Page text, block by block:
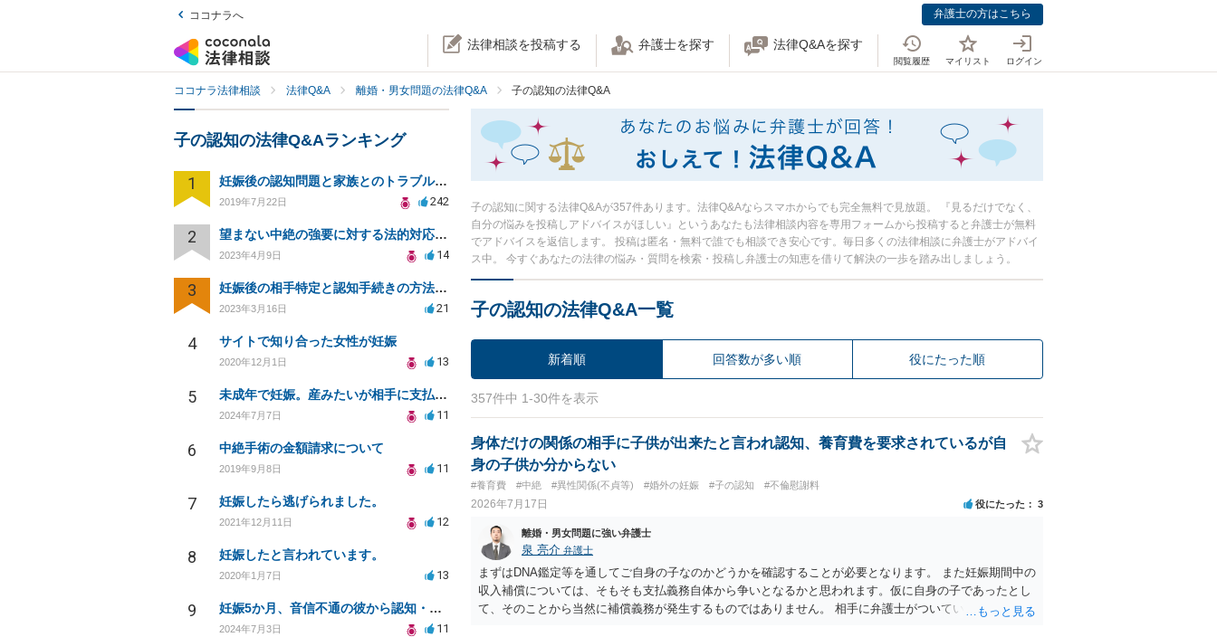
ココナラへ 弁護士の方はこちら
法律相談を投稿する 弁護士を探す 法律Q&Aを探す
閲覧履歴 マイリスト ログイン
ココナラ法律相談 法律Q&A 離婚・男女問題の法律Q&A 子の認知の法律Q&A
子の認知に関する法律Q&Aが357件あります。法律Q&Aならスマホからでも完全無料で見放題。 『見るだけでなく、
自分の悩みを投稿しアドバイスがほしい』というあなたも法律相談内容を専用フォームから投稿すると弁護士が無料
でアドバイスを返信します。 投稿は匿名・無料で誰でも相談でき安心です。毎日多くの法律相談に弁護士がアドバイ
ス中。 今すぐあなたの法律の悩み・質問を検索・投稿し弁護士の知恵を借りて解決の一歩を踏み出しましょう。
子の認知の法律Q&A一覧
新着順 回答数が多い順 役にたった順
357件中 1-30件を表示
身体だけの関係の相手に子供が出来たと言われ認知、養育費を要求されているが自
身の子供か分からない
#養育費 #中絶 #異性関係(不貞等) #婚外の妊娠 #子の認知 #不倫慰謝料
2026年7月17日 役にたった 3
離婚・男女問題に強い弁護士
泉 亮介 弁護士
まずはDNA鑑定等を通してご自身の子なのかどうかを確認することが必要となります。 また妊娠期間中の
収入補償については、そもそも支払義務自体から争いとなるかと思われます。仮に自身の子であったとし
て、そのことから当然に補償義務が発生するものではありません。 相手に弁護士がついているということ
子の認知の法律Q&Aランキング
1 妊娠後の認知問題と家族とのトラブル解決策を求めて
2019年7月22日 242
2 望まない中絶の強要に対する法的対応と自己防衛策
2023年4月9日 14
3 妊娠後の相手特定と認知手続きの方法についての相談
2023年3月16日 21
4 サイトで知り合った女性が妊娠
2020年12月1日 13
5 未成年で妊娠。産みたいが相手に支払い能力がない場合。
2024年7月7日 11
6 中絶手術の金額請求について
2019年9月8日 11
7 妊娠したら逃げられました。
2021年12月11日 12
8 妊娠したと言われています。
2020年1月7日 13
9 妊娠5か月、音信不通の彼から認知・養育費の請求のために
2024年7月3日 11